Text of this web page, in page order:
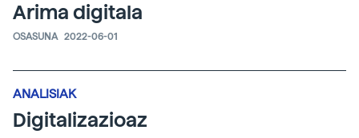
Arima digitala
OSASUNA 2022-06-01
ANALISIAK
Digitalizazioaz